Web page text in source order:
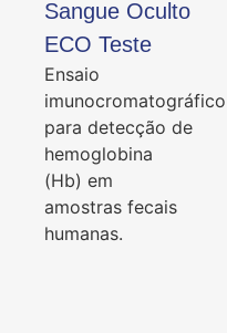
Sangue Oculto
ECO Teste
Ensaio
imunocromatográfico
para detecção de
hemoglobina
(Hb) em
amostras fecais
humanas.